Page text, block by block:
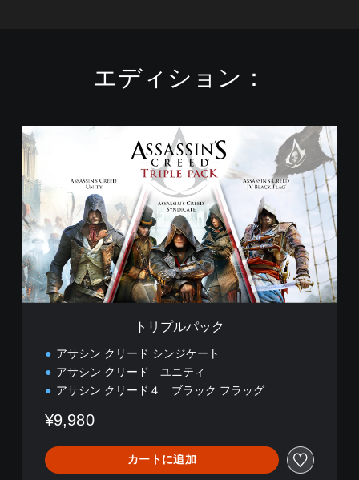
エディション：
ト
リ
プ
ル
パ
ッ
ク
トリプルパック
アサシン クリード シンジケート
アサシン クリード ユニティ
アサシン クリード４ ブラック フラッグ
¥9,980
カートに追加